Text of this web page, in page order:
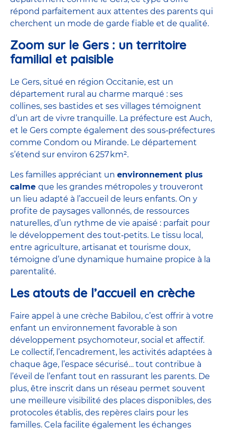
répond parfaitement aux attentes des parents qui
cherchent un mode de garde fiable et de qualité.
Zoom sur le Gers : un territoire
familial et paisible
Le Gers, situé en région Occitanie, est un
département rural au charme marqué : ses
collines, ses bastides et ses villages témoignent
d’un art de vivre tranquille. La préfecture est Auch,
et le Gers compte également des sous‑préfectures
comme Condom ou Mirande. Le département
s’étend sur environ 6 257 km².
Les familles appréciant un environnement plus
calme que les grandes métropoles y trouveront
un lieu adapté à l’accueil de leurs enfants. On y
profite de paysages vallonnés, de ressources
naturelles, d’un rythme de vie apaisé : parfait pour
le développement des tout‑petits. Le tissu local,
entre agriculture, artisanat et tourisme doux,
témoigne d’une dynamique humaine propice à la
parentalité.
Les atouts de l’accueil en crèche
Faire appel à une crèche Babilou, c’est offrir à votre
enfant un environnement favorable à son
développement psychomoteur, social et affectif.
Le collectif, l’encadrement, les activités adaptées à
chaque âge, l’espace sécurisé… tout contribue à
l’éveil de l’enfant tout en rassurant les parents. De
plus, être inscrit dans un réseau permet souvent
une meilleure visibilité des places disponibles, des
protocoles établis, des repères clairs pour les
familles. Cela facilite également les échanges